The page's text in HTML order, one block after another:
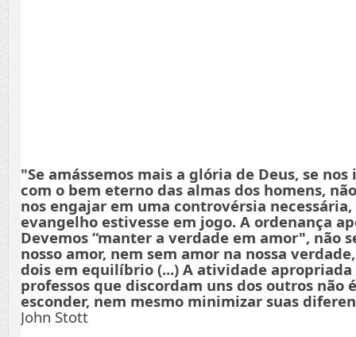
"Se amássemos mais a glória de Deus, se
com o bem eterno das almas dos homens,
nos engajar em uma controvérsia
evangelho estivesse em jogo. A ordenança
Devemos “manter a verdade em amor", não
nosso amor, nem sem amor na nossa
dois em equilíbrio (...) A atividade apropriada
professos que discordam uns dos outros não
esconder, nem mesmo minimizar suas
John Stott